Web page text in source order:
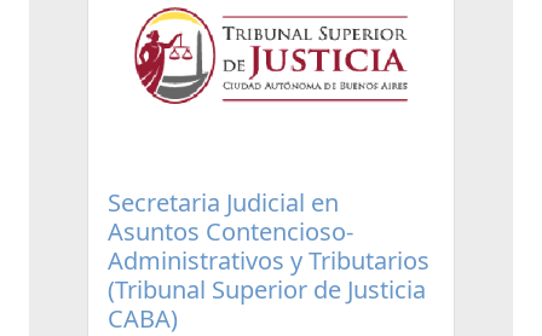
Secretaria Judicial en
Asuntos Contencioso-
Administrativos y Tributarios
(Tribunal Superior de Justicia
CABA)